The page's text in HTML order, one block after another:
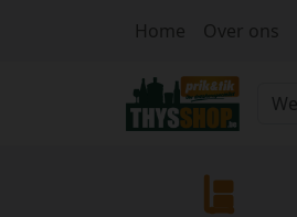
Home Over ons